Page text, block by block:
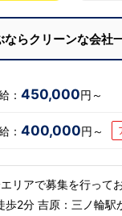
らクリーンな会社
：450,000円～
：400,000円～
：三ノ輪駅から徒歩8分